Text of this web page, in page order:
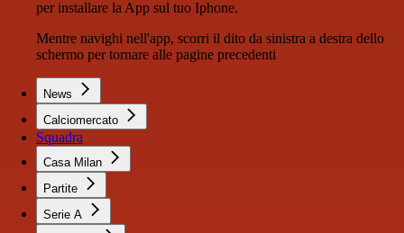
per installare la App sul tuo Iphone.
Mentre navighi nell'app, scorri il dito da sinistra a destra dello
schermo per tornare alle pagine precedenti
News
Calciomercato
Squadra
Casa Milan
Partite
Serie A